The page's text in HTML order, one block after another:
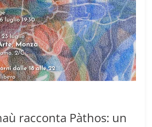
racconta Pàthos: un